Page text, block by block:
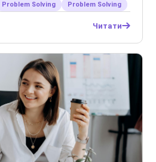
Problem Solving Problem Solving
Читати